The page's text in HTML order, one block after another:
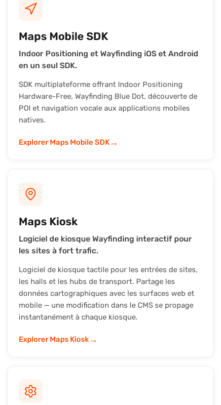
Maps Mobile SDK
Indoor Positioning et Wayfinding iOS et Android
en un seul SDK.
SDK multiplateforme offrant Indoor Positioning
Hardware-Free, Wayfinding Blue Dot, découverte de
POI et navigation vocale aux applications mobiles
natives.
Explorer Maps Mobile SDK→
Maps Kiosk
Logiciel de kiosque Wayfinding interactif pour
les sites à fort trafic.
Logiciel de kiosque tactile pour les entrées de sites,
les halls et les hubs de transport. Partage les
données cartographiques avec les surfaces web et
mobile — une modification dans le CMS se propage
instantanément à chaque kiosque.
Explorer Maps Kiosk→